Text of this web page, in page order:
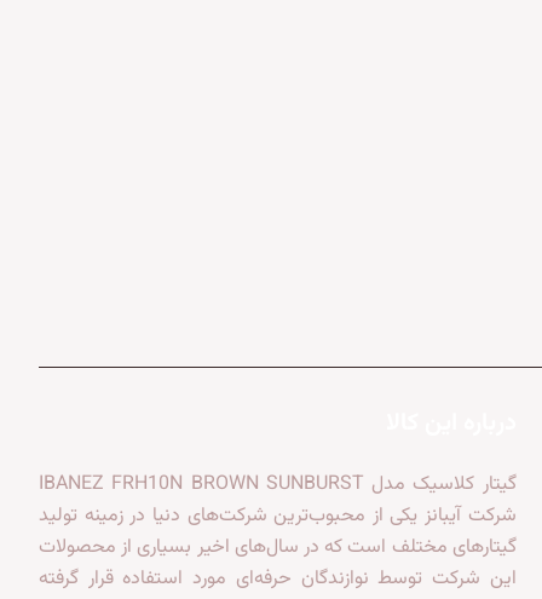
گیتار کلاسیک مدل IBANEZ FRH10N BROWN SUNBURST
شرکت آیبانز یکی از محبوب‌ترین شرکت‌های دنیا در زمینه تولید
گیتارهای مختلف است که در سال‌های اخیر بسیاری از محصولات
این شرکت توسط نوازندگان حرفه‌ای مورد استفاده قرار گرفته